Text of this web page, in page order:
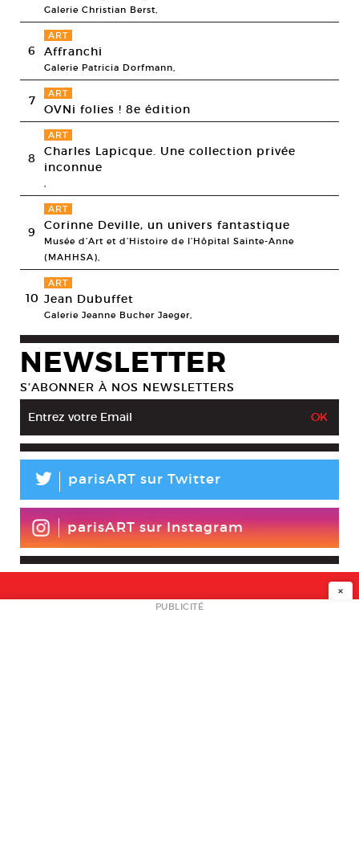
Galerie Christian Berst,
6
ART
Affranchi
Galerie Patricia Dorfmann,
7 ART
OVNi folies ! 8e édition
8
ART
Charles Lapicque. Une collection privée
inconnue
9
ART
Corinne Deville, un univers fantastique
Musée d’Art et d’Histoire de l’Hôpital Sainte-Anne
(MAHHSA),
10
ART
Jean Dubuffet
Galerie Jeanne Bucher Jaeger,
NEWSLETTER
S’ABONNER À NOS NEWSLETTERS
L parisART sur Twitter
parisART sur Instagram
NEWSLETTER
×
PUBLICITÉ